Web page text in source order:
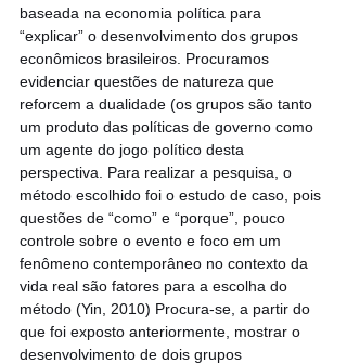
baseada na economia política para
“explicar” o desenvolvimento dos grupos
econômicos brasileiros. Procuramos
evidenciar questões de natureza que
reforcem a dualidade (os grupos são tanto
um produto das políticas de governo como
um agente do jogo político desta
perspectiva. Para realizar a pesquisa, o
método escolhido foi o estudo de caso, pois
questões de “como” e “porque”, pouco
controle sobre o evento e foco em um
fenômeno contemporâneo no contexto da
vida real são fatores para a escolha do
método (Yin, 2010) Procura-se, a partir do
que foi exposto anteriormente, mostrar o
desenvolvimento de dois grupos